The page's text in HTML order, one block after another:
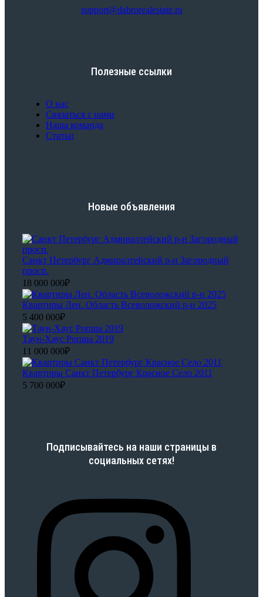
support@dabrorealestate.ru
Полезные ссылки
О нас
Связаться с нами
Наша команда
Статьи
Новые объявления
Санкт Петербург Адмиралтейский р-н Загородный
просп.
18 000 000₽
Квартиры Лен. Область Всеволожский р-н 2025
5 400 000₽
Таун-Хаус Ропша 2019
11 000 000₽
Квартиры Санкт Петербург Красное Село 2011
5 700 000₽
Подписывайтесь на наши страницы в
социальных сетях!